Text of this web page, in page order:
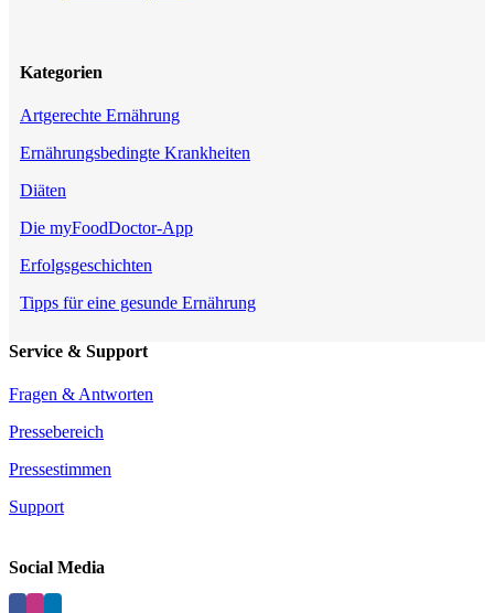
Kategorien
Artgerechte Ernährung
Ernährungsbedingte Krankheiten
Diäten
Die myFoodDoctor-App
Erfolgsgeschichten
Tipps für eine gesunde Ernährung
Service & Support
Fragen & Antworten
Pressebereich
Pressestimmen
Support
Social Media